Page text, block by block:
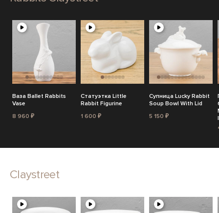
Ваза Ballet Rabbits
Vase
8 960 ₽
Статуэтка Little
Rabbit Figurine
1 600 ₽
Супница Lucky Rabbit
Soup Bowl With Lid
5 150 ₽
Claystreet